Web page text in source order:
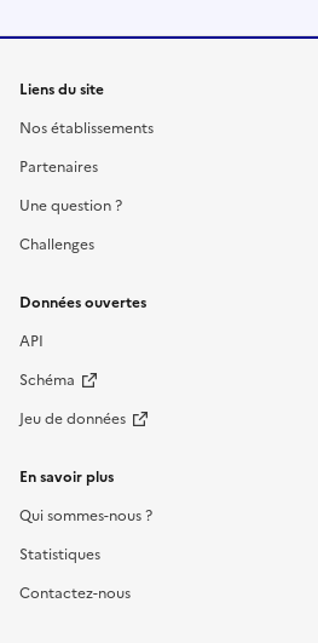
Liens du site
Nos établissements
Partenaires
Une question ?
Challenges
Données ouvertes
API
Schéma
Jeu de données
En savoir plus
Qui sommes-nous ?
Statistiques
Contactez-nous